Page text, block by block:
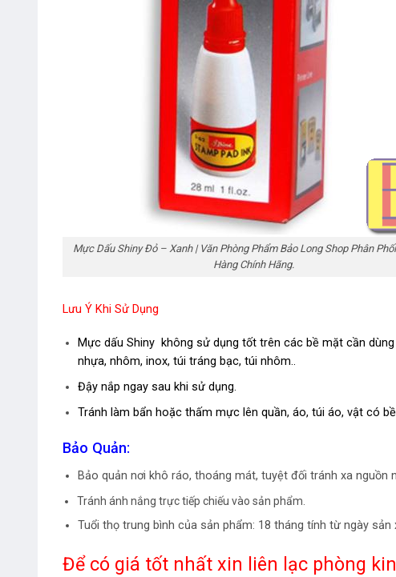
Mực Dấu Shiny Đỏ – Xanh | Văn Phòng Phẩm Bảo Long Shop Phân
Hàng Chính Hãng.
Lưu Ý Khi Sử Dụng
Mực dấu Shiny không sử dụng tốt trên các bề mặt cần
nhựa, nhôm, inox, túi tráng bạc, túi nhôm..
Đậy nắp ngay sau khi sử dụng.
Tránh làm bẩn hoặc thấm mực lên quần, áo, túi áo, vật có
Bảo Quản:
Bảo quản nơi khô ráo, thoáng mát, tuyệt đối tránh xa nguồn
Tránh ánh nắng trực tiếp chiếu vào sản phẩm.
Tuổi thọ trung bình của sản phẩm: 18 tháng tính từ ngày sản
Để có giá tốt nhất xin liên lạc phòng